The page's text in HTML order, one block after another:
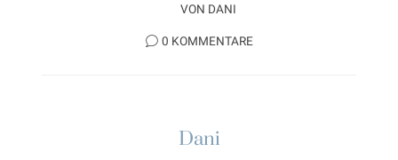
VON DANI
0 KOMMENTARE
Dani